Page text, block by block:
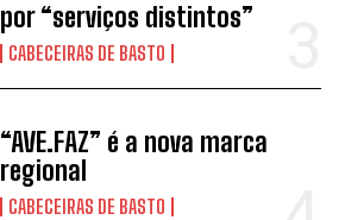
por “serviços distintos”
CABECEIRAS DE BASTO
“AVE.FAZ” é a nova marca
regional
CABECEIRAS DE BASTO